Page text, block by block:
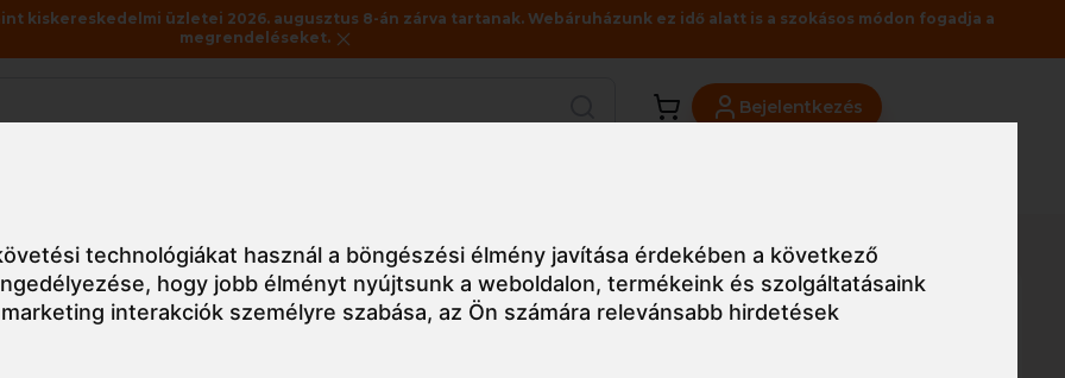
technológiákat használ a böngészési élmény javítása érdekében a következő
, hogy jobb élményt nyújtsunk a weboldalon,termékeink és szolgáltatásaink
interakciók személyre szabása,az Ön számára relevánsabb hirdetések
kiskereskedelmi üzletei 2026. augusztus 8-án zárva tartanak. Webáruházunk ez idő alatt is a szokásos módon fogadja a
megrendeléseket.
Bejelentkezés